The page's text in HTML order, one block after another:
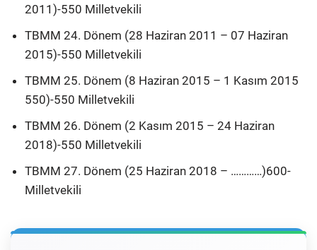
2011)-550 Milletvekili
TBMM 24. Dönem (28 Haziran 2011 – 07 Haziran
2015)-550 Milletvekili
TBMM 25. Dönem (8 Haziran 2015 – 1 Kasım 2015
550)-550 Milletvekili
TBMM 26. Dönem (2 Kasım 2015 – 24 Haziran
2018)-550 Milletvekili
TBMM 27. Dönem (25 Haziran 2018 – …………)600-
Milletvekili